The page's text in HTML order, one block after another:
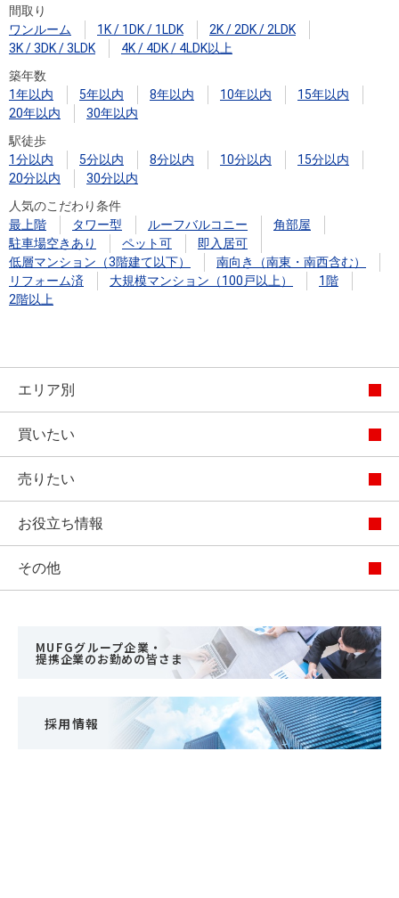
間取り
ワンルーム
1K / 1DK / 1LDK
2K / 2DK / 2LDK
3K / 3DK / 3LDK
4K / 4DK / 4LDK以上
築年数
1年以内
5年以内 8年以内 10年以内
15年以内
20年以内
30年以内
駅徒歩
1分以内
5分以内 8分以内 10分以内
15分以内
20分以内
30分以内
人気のこだわり条件
最上階
タワー型 ルーフバルコニー
角部屋
駐車場空きあり
ペット可
即入居可
低層マンション（3階建て以下）
南向き（南東・南西含む）
リフォーム済
大規模マンション（100戸以上）
1階
2階以上
エリア別
買いたい
売りたい
お役立ち情報
その他
MUFGグループ企業・
提携企業のお勤めの皆さま
採用情報